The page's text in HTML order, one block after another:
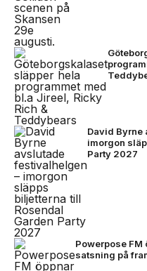
David
imorgon
Party 2027
Powerpose FM
satsning på